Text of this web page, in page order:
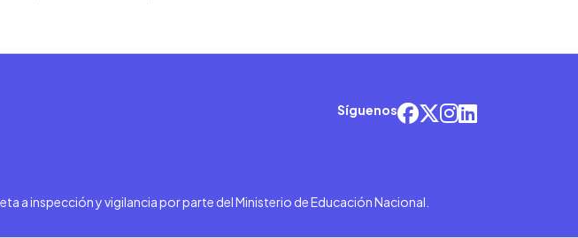
Síguenos
a inspección y vigilancia por parte del Ministerio de Educación Nacional.